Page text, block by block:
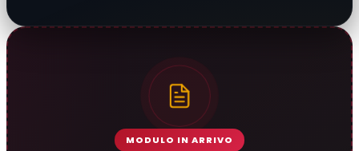
MODULO IN ARRIVO